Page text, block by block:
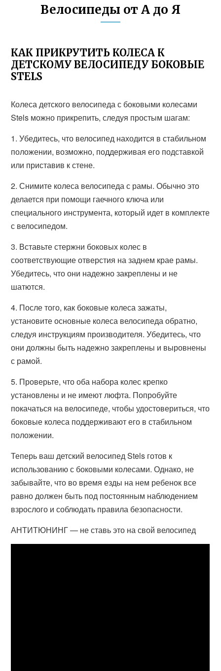
Велосипеды от А до Я
КАК ПРИКРУТИТЬ КОЛЕСА К
ДЕТСКОМУ ВЕЛОСИПЕДУ БОКОВЫЕ
STELS
Колеса детского велосипеда с боковыми колесами
Stels можно прикрепить, следуя простым шагам:
1. Убедитесь, что велосипед находится в стабильном
положении, возможно, поддерживая его подставкой
или приставив к стене.
2. Снимите колеса велосипеда с рамы. Обычно это
делается при помощи гаечного ключа или
специального инструмента, который идет в комплекте
с велосипедом.
3. Вставьте стержни боковых колес в
соответствующие отверстия на заднем крае рамы.
Убедитесь, что они надежно закреплены и не
шатются.
4. После того, как боковые колеса зажаты,
установите основные колеса велосипеда обратно,
следуя инструкциям производителя. Убедитесь, что
они должны быть надежно закреплены и выровнены
с рамой.
5. Проверьте, что оба набора колес крепко
установлены и не имеют люфта. Попробуйте
покачаться на велосипеде, чтобы удостовериться, что
боковые колеса поддерживают его в стабильном
положении.
Теперь ваш детский велосипед Stels готов к
использованию с боковыми колесами. Однако, не
забывайте, что во время езды на нем ребенок все
равно должен быть под постоянным наблюдением
взрослого и соблюдать правила безопасности.
АНТИТЮНИНГ — не ставь это на свой велосипед